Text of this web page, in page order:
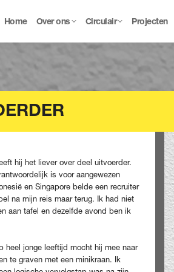
Home Over ons Circulair Projecten
hij het liever over deel uitvoerder.
is voor aangewezen
en Singapore belde een recruiter
na mijn reis maar terug. Ik had niet
aan tafel en dezelfde avond ben ik
heel jonge leeftijd mocht hij mee naar
te graven met een minikraan. Ik